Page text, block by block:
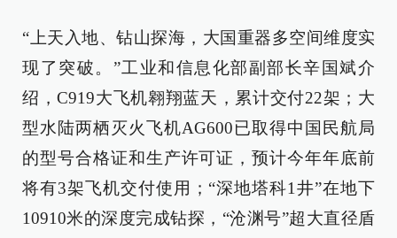
“上天入地、钻山探海，大国重器多空间维度实
现了突破。”工业和信息化部副部长辛国斌介
绍，C919大飞机翱翔蓝天，累计交付22架；大
型水陆两栖灭火飞机AG600已取得中国民航局
的型号合格证和生产许可证，预计今年年底前
将有3架飞机交付使用；“深地塔科1井”在地下
10910米的深度完成钻探，“沧渊号”超大直径盾